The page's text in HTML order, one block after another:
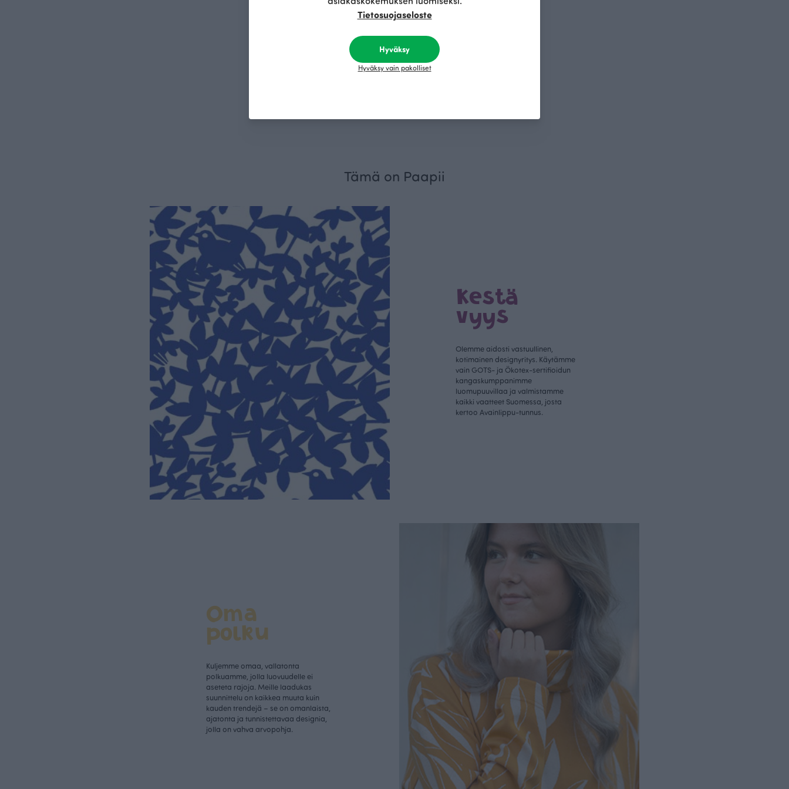
Tämä on Paapii
Kestä
vyys
Olemme aidosti vastuullinen,
kotimainen designyritys. Käytämme
vain GOTS- ja Ökotex-sertifioidun
kangaskumppanimme
luomupuuvillaa ja valmistamme
kaikki vaatteet Suomessa, josta
kertoo Avainlippu-tunnus.
Oma
polku
Kuljemme omaa, vallatonta
polkuamme, jolla luovuudelle ei
aseteta rajoja. Meille laadukas
suunnittelu on kaikkea muuta kuin
kauden trendejä – se on omanlaista,
ajatonta ja tunnistettavaa designia,
jolla on vahva arvopohja.
Tietosuojaseloste
Hyväksy
Hyväksy vain pakolliset